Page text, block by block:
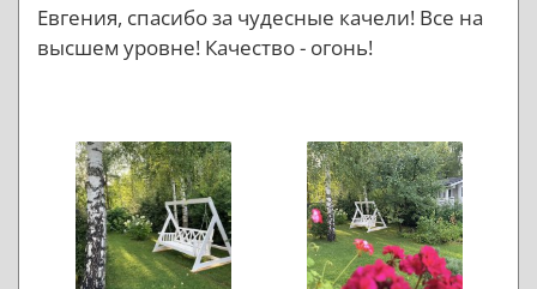
Евгения, спасибо за чудесные качели! Все на
высшем уровне! Качество - огонь!